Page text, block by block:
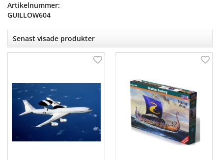
Artikelnummer:
GUILLOW604
Senast visade produkter